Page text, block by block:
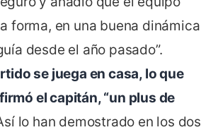
forma, en una buena dinámica
desde el año pasado”.
se juega en casa, lo que
el capitán, “un plus de
lo han demostrado en los dos